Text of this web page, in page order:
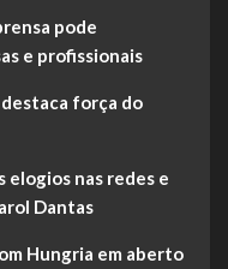
pode
e profissionais
força do
elogios nas redes e
Dantas
Hungria em aberto